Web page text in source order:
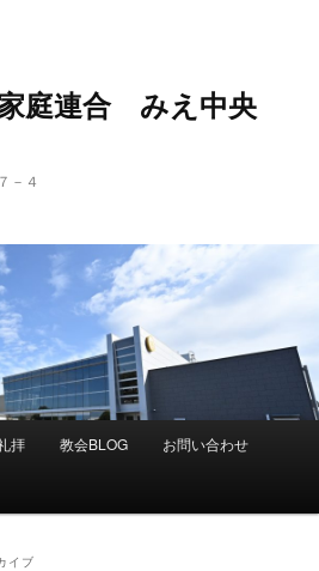
庭連合 みえ中央
－４
拝 教会BLOG お問い合わせ
イブ